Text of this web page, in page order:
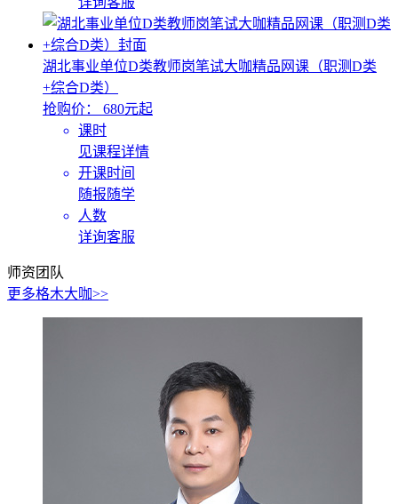
湖北事业单位D类教师岗笔试大咖精品网课（职测D类
+综合D类）
抢购价： 680元起
课时
见课程详情
开课时间
随报随学
人数
详询客服
师资团队
更多格木大咖>>